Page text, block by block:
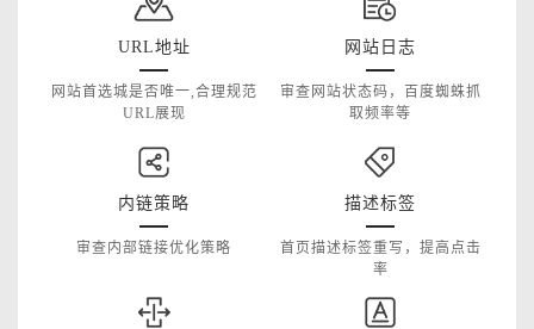
URL地址
网站首选城是否唯一,合理规范
URL展现
网站日志
审查网站状态码，百度蜘蛛抓
取频率等
内链策略
审查内部链接优化策略
描述标签
首页描述标签重写，提高点击
率